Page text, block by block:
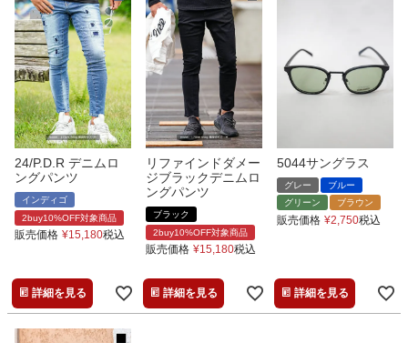
24/P.D.R デニムロ
ングパンツ
インディゴ
2buy10%OFF対象商品
販売価格 ¥15,180税込
詳細を見る
リファインドダメー
ジブラックデニムロ
ングパンツ
ブラック
2buy10%OFF対象商品
販売価格 ¥15,180税込
詳細を見る
5044サングラス
グレー
ブルー
グリーン
ブラウン
販売価格 ¥2,750税込
詳細を見る